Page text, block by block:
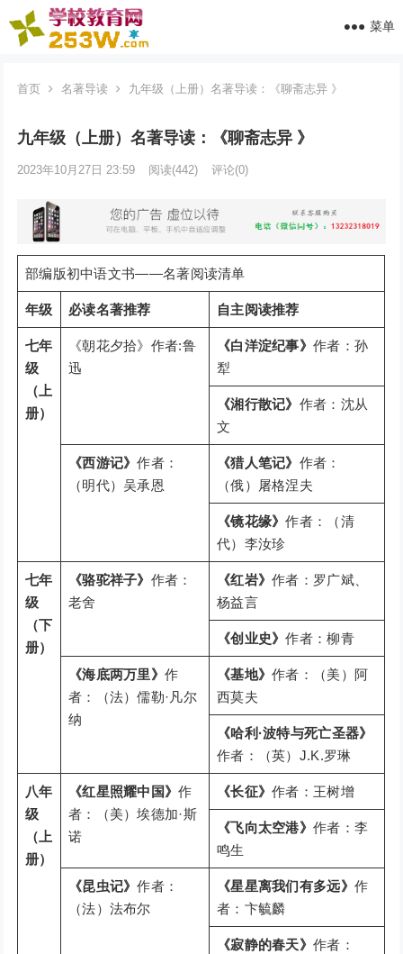
菜单
首页 名著导读 九年级（上册）名著导读：《聊斋志异 》
九年级（上册）名著导读：《聊斋志异 》
2023年10月27日 23:59 阅读(442) 评论(0)
部编版初中语文书——名著阅读清单
年级 必读名著推荐 自主阅读推荐
七年
级
（上
册）
《朝花夕拾》作者:鲁
迅
《白洋淀纪事》作者：孙
犁
《湘行散记》 作者：沈从
文
《西游记》作者：
（明代）吴承恩
《猎人笔记》 作者：
（俄）屠格涅夫
《镜花缘》作者：（清
代）李汝珍
七年
级
（下
册）
《骆驼祥子》 作者：
老舍
《红岩》作者：罗广斌、
杨益言
《创业史》作者：柳青
《海底两万里》作
者：（法）儒勒·凡尔
纳
《基地》作者：（美）阿
西莫夫
《哈利·波特与死亡圣器》
作者：（英）J.K.罗琳
八年
级
（上
册）
《红星照耀中国》作
者：（美）埃德加·斯
诺
《长征》作者：王树增
《飞向太空港》作者：李
鸣生
《昆虫记》作者：
（法）法布尔
《星星离我们有多远》 作
者：卞毓麟
《寂静的春天》作者：